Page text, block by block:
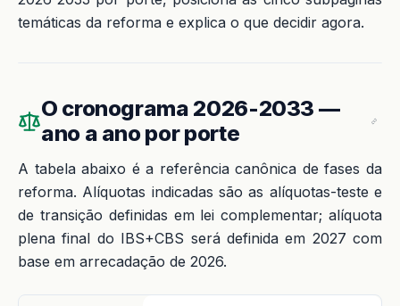
temáticas da reforma e explica o que decidir agora.
O cronograma 2026-2033 —
ano a ano por porte
A tabela abaixo é a referência canônica de fases da
reforma. Alíquotas indicadas são as alíquotas-teste e
de transição definidas em lei complementar; alíquota
plena final do IBS+CBS será definida em 2027 com
base em arrecadação de 2026.